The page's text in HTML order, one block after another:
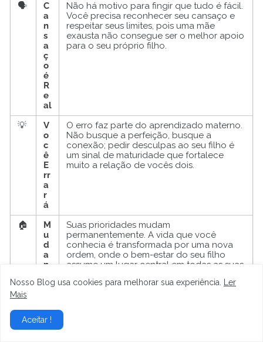
🗣️
C
a
n
s
a
ç
o
é
R
e
al
Não há motivo para fingir que tudo é fácil.
Você precisa reconhecer seu cansaço e
respeitar seus limites, pois uma mãe
exausta não consegue ser o melhor apoio
para o seu próprio filho.
💡
V
o
c
ê
E
rr
a
r
á
O erro faz parte do aprendizado materno.
Não busque a perfeição, busque a
conexão; pedir desculpas ao seu filho é
um sinal de maturidade que fortalece
muito a relação de vocês dois.
🏠
M
u
d
a
n
a
o
Suas prioridades mudam
permanentemente. A vida que você
conhecia é transformada por uma nova
ordem, onde o bem-estar do seu filho
assume um lugar central em todas as suas
Nosso Blog usa cookies para melhorar sua experiência.
Ler
Mais
Aceitar !